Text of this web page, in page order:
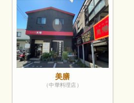
美膳
（中華料理店）